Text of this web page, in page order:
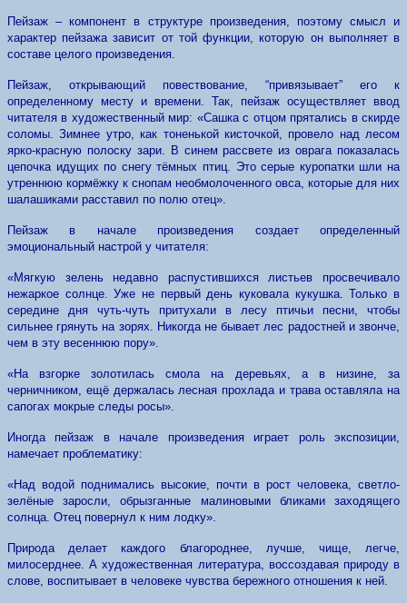
Пейзаж – компонент в структуре произведения, поэтому смысл и
характер пейзажа зависит от той функции, которую он выполняет в
составе целого произведения.
Пейзаж, открывающий повествование, “привязывает” его к
определенному месту и времени. Так, пейзаж осуществляет ввод
читателя в художественный мир: «Сашка с отцом прятались в скирде
соломы. Зимнее утро, как тоненькой кисточкой, провело над лесом
ярко-красную полоску зари. В синем рассвете из оврага показалась
цепочка идущих по снегу тёмных птиц. Это серые куропатки шли на
утреннюю кормёжку к снопам необмолоченного овса, которые для них
шалашиками расставил по полю отец».
Пейзаж в начале произведения создает определенный
эмоциональный настрой у читателя:
«Мягкую зелень недавно распустившихся листьев просвечивало
нежаркое солнце. Уже не первый день куковала кукушка. Только в
середине дня чуть-чуть притухали в лесу птичьи песни, чтобы
сильнее грянуть на зорях. Никогда не бывает лес радостней и звонче,
чем в эту весеннюю пору».
«На взгорке золотилась смола на деревьях, а в низине, за
черничником, ещё держалась лесная прохлада и трава оставляла на
сапогах мокрые следы росы».
Иногда пейзаж в начале произведения играет роль экспозиции,
намечает проблематику:
«Над водой поднимались высокие, почти в рост человека, светло-
зелёные заросли, обрызганные малиновыми бликами заходящего
солнца. Отец повернул к ним лодку».
Природа делает каждого благороднее, лучше, чище, легче,
милосерднее. А художественная литература, воссоздавая природу в
слове, воспитывает в человеке чувства бережного отношения к ней.